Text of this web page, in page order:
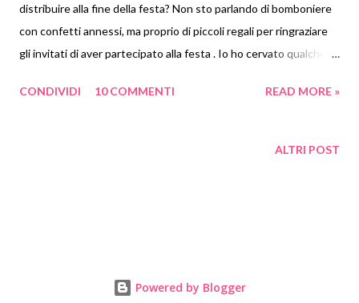
distribuire alla fine della festa? Non sto parlando di bomboniere
con confetti annessi, ma proprio di piccoli regali per ringraziare
gli invitati di aver partecipato alla festa . Io ho cervato qualche
facili da fare! Che ne dite di questi cestini di fiori-lollipop di
per ogni invitato. Se l'invitato e i suoi amichetti sono bambini
regalo di ringraziamento lo gradirebbero anche loro! Che ne dite
di preparare un po' di vasetti di marmellata? Confezi...
CONDIVIDI 10 COMMENTI READ MORE »
ALTRI POST
Powered by Blogger